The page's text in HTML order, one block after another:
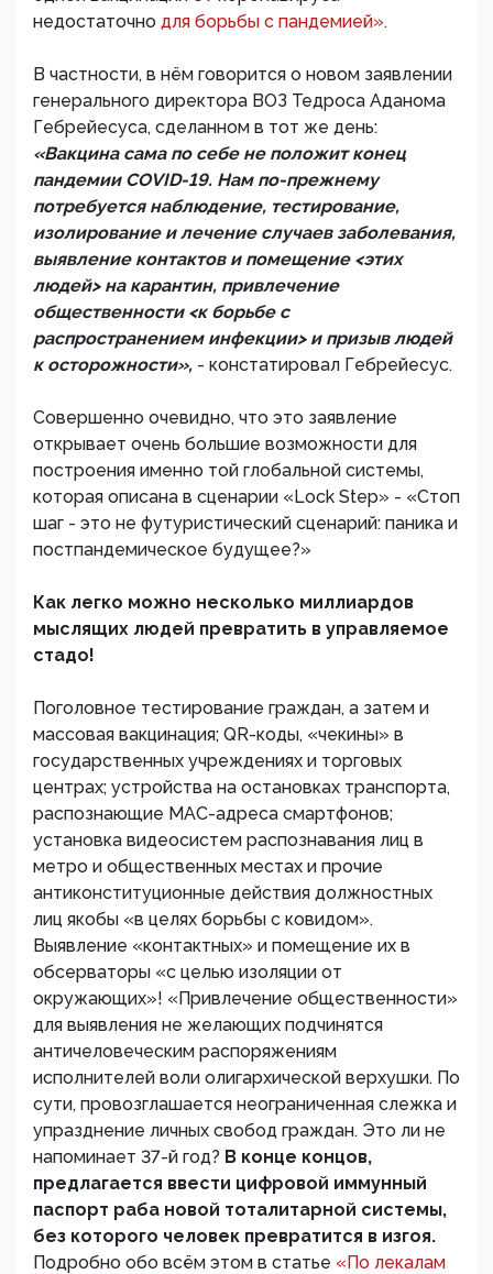
недостаточно для борьбы с пандемией».
В частности, в нём говорится о новом заявлении
генерального директора ВОЗ Тедроса Аданома
Гебрейесуса, сделанном в тот же день:
«Вакцина сама по себе не положит конец
пандемии COVID-19. Нам по-прежнему
потребуется наблюдение, тестирование,
изолирование и лечение случаев заболевания,
выявление контактов и помещение <этих
людей> на карантин, привлечение
общественности <к борьбе с
распространением инфекции> и призыв людей
к осторожности», - констатировал Гебрейесус.
Совершенно очевидно, что это заявление
открывает очень большие возможности для
построения именно той глобальной системы,
которая описана в сценарии «Lock Step» - «Стоп
шаг - это не футуристический сценарий: паника и
постпандемическое будущее?»
Как легко можно несколько миллиардов
мыслящих людей превратить в управляемое
стадо!
Поголовное тестирование граждан, а затем и
массовая вакцинация; QR-коды, «чекины» в
государственных учреждениях и торговых
центрах; устройства на остановках транспорта,
распознающие MAC-адреса смартфонов;
установка видеосистем распознавания лиц в
метро и общественных местах и прочие
антиконституционные действия должностных
лиц якобы «в целях борьбы с ковидом».
Выявление «контактных» и помещение их в
обсерваторы «с целью изоляции от
окружающих»! «Привлечение общественности»
для выявления не желающих подчинятся
античеловеческим распоряжениям
исполнителей воли олигархической верхушки. По
сути, провозглашается неограниченная слежка и
упразднение личных свобод граждан. Это ли не
напоминает 37-й год? В конце концов,
предлагается ввести цифровой иммунный
паспорт раба новой тоталитарной системы,
без которого человек превратится в изгоя.
Подробно обо всём этом в статье «По лекалам